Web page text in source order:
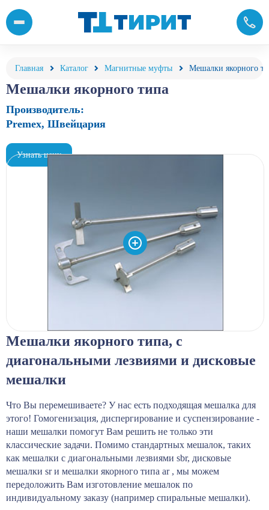
Главная Каталог Магнитные муфты Мешалки якорного
Мешалки якорного типа
Производитель:
Premex, Швейцария
Узнать цену
Мешалки якорного типа, с
диагональными лезвиями и дисковые
мешалки
Что Вы перемешиваете? У нас есть подходящая мешалка для
этого! Гомогенизация, диспергирование и суспензирование -
наши мешалки помогут Вам решить не только эти
классические задачи. Помимо стандартных мешалок, таких
как мешалки с диагональными лезвиями sbr, дисковые
мешалки sr и мешалки якорного типа ar , мы можем
передоложить Вам изготовление мешалок по
индивидуальному заказу (например спиральные мешалки).